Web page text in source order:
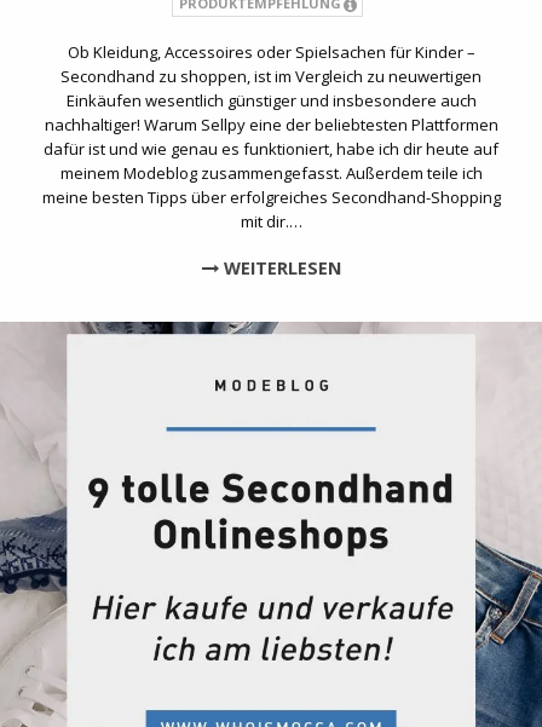
Ob Kleidung, Accessoires oder Spielsachen für Kinder –
Secondhand zu shoppen, ist im Vergleich zu neuwertigen
Einkäufen wesentlich günstiger und insbesondere auch
nachhaltiger! Warum Sellpy eine der beliebtesten Plattformen
dafür ist und wie genau es funktioniert, habe ich dir heute auf
meinem Modeblog zusammengefasst. Außerdem teile ich
meine besten Tipps über erfolgreiches Secondhand-Shopping
mit dir.…
WEITERLESEN